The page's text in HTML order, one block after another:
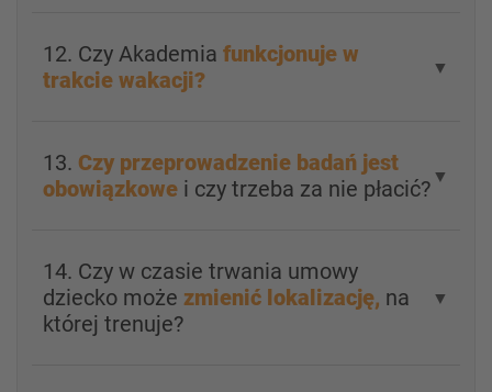
12. Czy Akademia funkcjonuje w
trakcie wakacji?
▼
13. Czy przeprowadzenie badań jest
obowiązkowe i czy trzeba za nie płacić? ▼
14. Czy w czasie trwania umowy
dziecko może zmienić lokalizację, na
której trenuje?
▼